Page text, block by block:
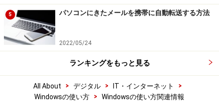
5 パソコンにきたメールを携帯に自動転送する方法
2022/05/24
ランキングをもっと見る
All About > デジタル > IT・インターネット
>
Windowsの使い方
> Windowsの使い方関連情報